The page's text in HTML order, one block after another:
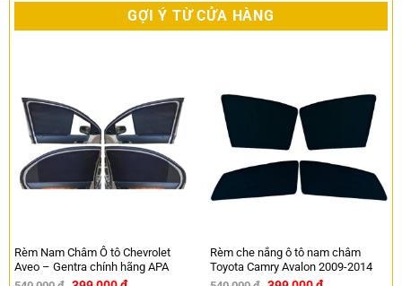
GỢI Ý TỪ CỬA HÀNG
Rèm Nam Châm Ô tô Chevrolet
Aveo – Gentra chính hãng APA
Rèm che nắng ô tô nam châm
Toyota Camry Avalon 2009-2014